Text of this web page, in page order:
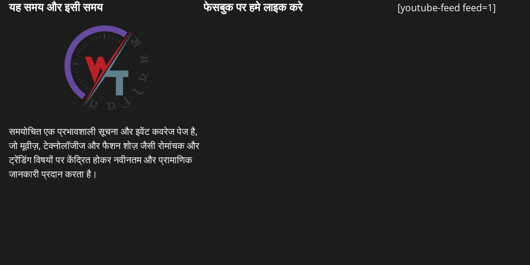
यह समय और इसी समय
समयोचित एक प्रभावशाली सूचना और इवेंट कवरेज पेज है,
जो मूवीज़, टेक्नोलॉजीज और फैशन शोज़ जैसी रोमांचक और
ट्रेंडिंग विषयों पर केंद्रित होकर नवीनतम और प्रामाणिक
जानकारी प्रदान करता है।
फेसबुक पर हमे लाइक करे [youtube-feed feed=1]